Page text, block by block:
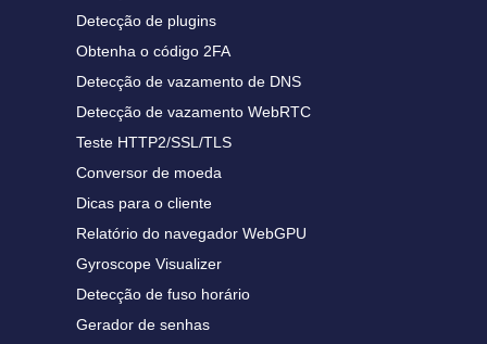
Detecção de plugins
Obtenha o código 2FA
Detecção de vazamento de DNS
Detecção de vazamento WebRTC
Teste HTTP2/SSL/TLS
Conversor de moeda
Dicas para o cliente
Relatório do navegador WebGPU
Gyroscope Visualizer
Detecção de fuso horário
Gerador de senhas